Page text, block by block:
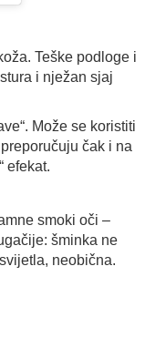
Teške podloge i
i nježan sjaj
Može se koristiti
čak i na
efekat.
smoki oči –
šminka ne
neobična.